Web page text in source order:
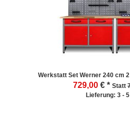
Werkstatt Set Werner 240 cm
729,00 € * Statt
Lieferung: 3 -